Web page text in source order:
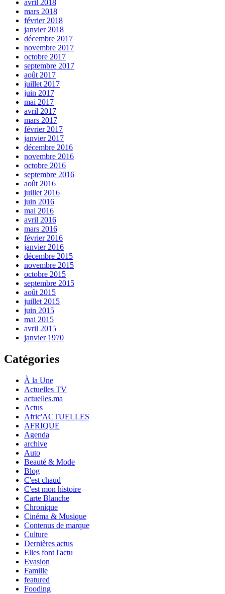
avril 2018
mars 2018
février 2018
janvier 2018
décembre 2017
novembre 2017
octobre 2017
septembre 2017
août 2017
juillet 2017
juin 2017
mai 2017
avril 2017
mars 2017
février 2017
janvier 2017
décembre 2016
novembre 2016
octobre 2016
septembre 2016
août 2016
juillet 2016
juin 2016
mai 2016
avril 2016
mars 2016
février 2016
janvier 2016
décembre 2015
novembre 2015
octobre 2015
septembre 2015
août 2015
juillet 2015
juin 2015
mai 2015
avril 2015
janvier 1970
Catégories
À la Une
Actuelles TV
actuelles.ma
Actus
Afric'ACTUELLES
AFRIQUE
Agenda
archive
Auto
Beauté & Mode
Blog
C'est chaud
C'est mon histoire
Carte Blanche
Chronique
Cinéma & Musique
Contenus de marque
Culture
Dernières actus
Elles font l'actu
Evasion
Famille
featured
Fooding